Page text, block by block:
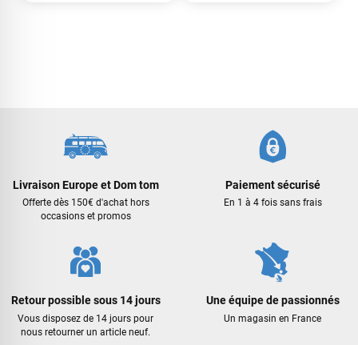
Livraison Europe et Dom tom
Offerte dès 150€ d'achat hors
occasions et promos
Paiement sécurisé
En 1 à 4 fois sans frais
Retour possible sous 14 jours
Vous disposez de 14 jours pour
nous retourner un article neuf.
Une équipe de passionnés
Un magasin en France
J’ai commandé un pack via leur site internet. À peine la
commande validée, le magasin m’a appelé pour confirmer
sur le matériel à choisir, et m’a même offert du matériel en
plus. Niveau réactivité, c’est au top : la commande est partie
le lendemain, et j’ai bien reçu tout le matériel dans un colis
propre et soigné. Plus qu’à tester ça sur l’eau ! Je
recommande vivement ce magasin pour son
professionnalisme et sa réactivité.